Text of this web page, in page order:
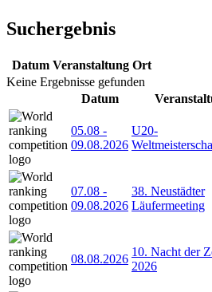
Suchergebnis
Datum Veranstaltung Ort
Keine Ergebnisse gefunden
Datum
05.08 -
09.08.2026
U20-
07.08 -
09.08.2026
38. Neustädter
Läufermeeting
08.08.2026
10. Nacht der
2026